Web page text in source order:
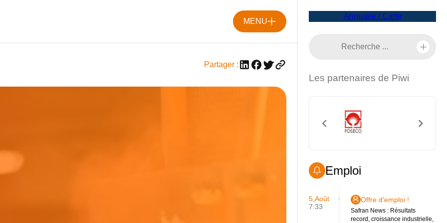
MENU
Partager :
Annuaire / Carte
Les partenaires de Piwi
Emploi
5,Août
7:33
Offre d'emploi !
Safran News : Résultats
record, croissance industrielle,